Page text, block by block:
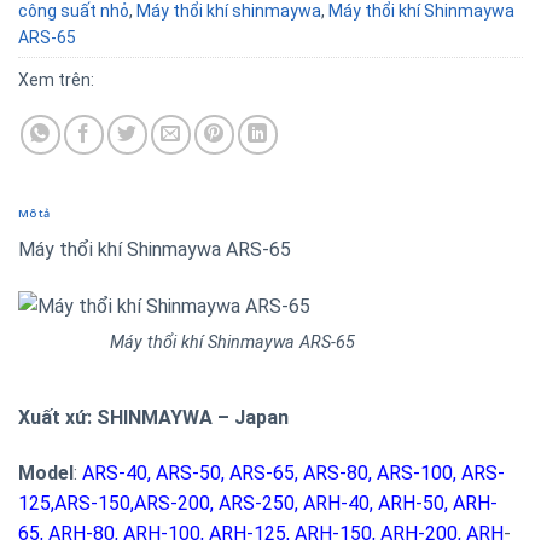
công suất nhỏ, Máy thổi khí shinmaywa, Máy thổi khí Shinmaywa
ARS-65
Xem trên:
Mô tả
Máy thổi khí Shinmaywa ARS-65
Máy thổi khí Shinmaywa ARS-65
Xuất xứ: SHINMAYWA – Japan
Model: ARS-40, ARS-50, ARS-65, ARS-80, ARS-100, ARS-
125,ARS-150,ARS-200, ARS-250, ARH-40, ARH-50, ARH-
65, ARH-80, ARH-100, ARH-125, ARH-150, ARH-200, ARH-